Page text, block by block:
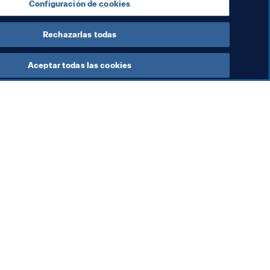
Configuración de cookies
Rechazarlas todas
Aceptar todas las cookies